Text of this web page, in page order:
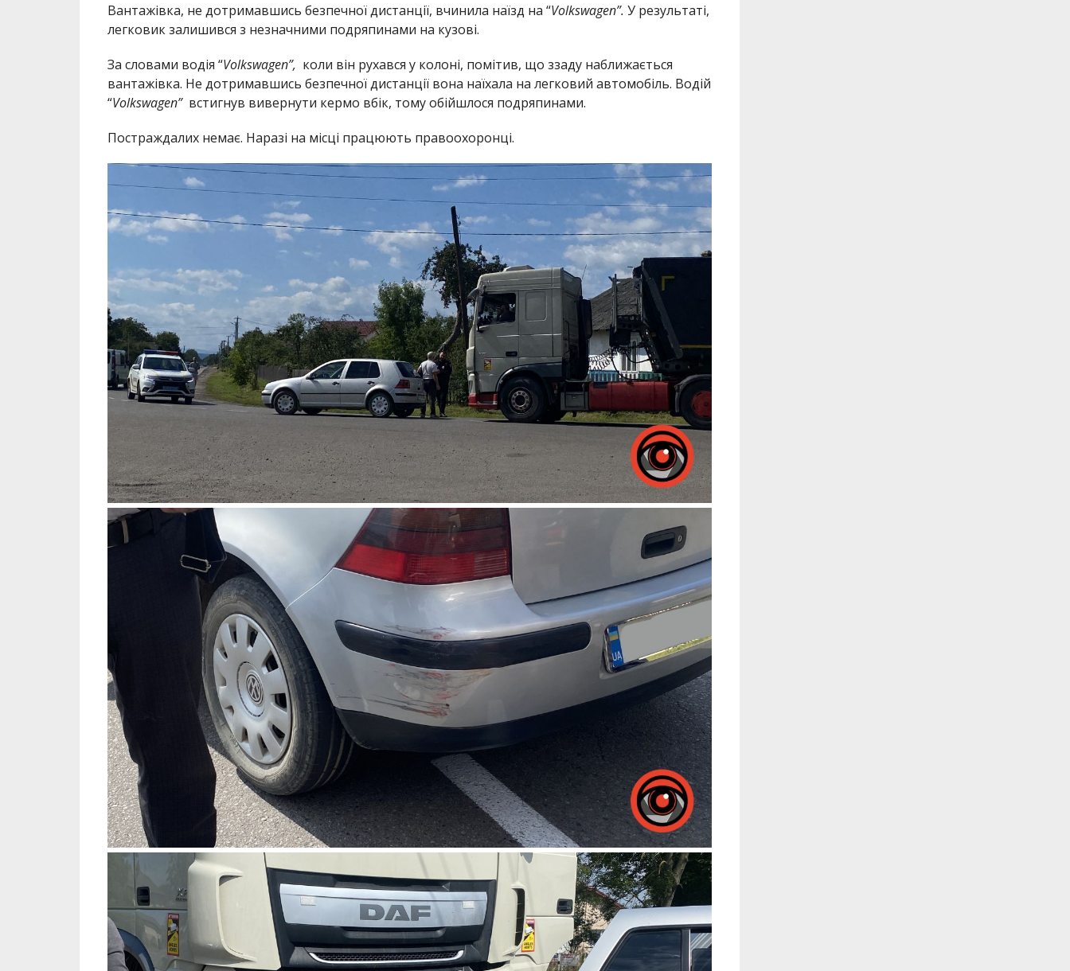
Вантажівка, не дотримавшись безпечної дистанції, вчинила наїзд на “Volkswagen”. У результаті,
легковик залишився з незначними подряпинами на кузові.
За словами водія “Volkswagen”, коли він рухався у колоні, помітив, що ззаду наближається
вантажівка. Не дотримавшись безпечної дистанції вона наїхала на легковий автомобіль. Водій
“Volkswagen” встигнув вивернути кермо вбік, тому обійшлося подряпинами.
Постраждалих немає. Наразі на місці працюють правоохоронці.